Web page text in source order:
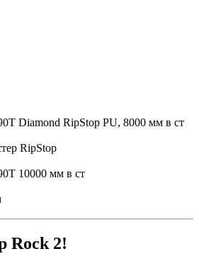
Diamond RipStop PU, 8000 мм в ст
RipStop
10000 мм в ст
Rock 2!